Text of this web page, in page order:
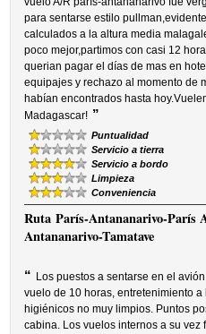
para sentarse estilo
calculados a la altura media
poco mejor,partimos con casi 12
querian pagar el días de mas en
equipajes y rechazo al momento de
habían encontrados hasta
Madagascar! ”
Puntualidad
Servicio a tierra
Servicio a bordo
Limpieza
Conveniencia
RutaParís-Antananarivo-París
Antananarivo-Tamatave
“ Los puestos a sentarse en el
vuelo de 10 horas, entretenimiento
higiénicos no muy limpios. Puntos
cabina. Los vuelos internos a su vez